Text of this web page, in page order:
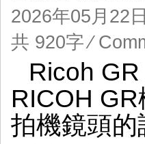
2026年05月22日
共 920字⁄
Ricoh
RICOH
拍機鏡頭的